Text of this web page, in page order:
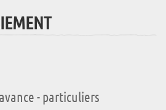
- particuliers